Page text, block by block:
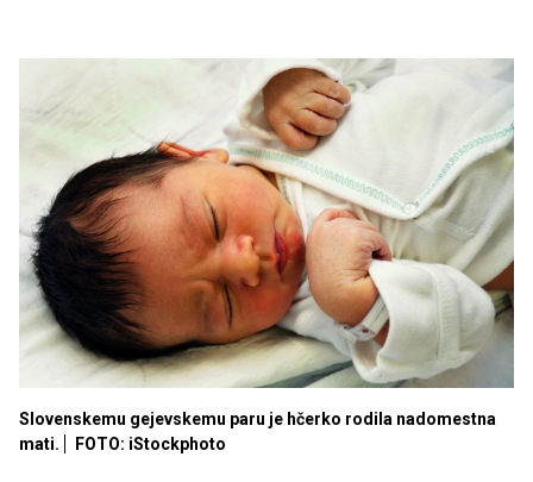
Slovenskemu gejevskemu paru je hčerko rodila nadomestna
mati.
FOTO: iStockphoto